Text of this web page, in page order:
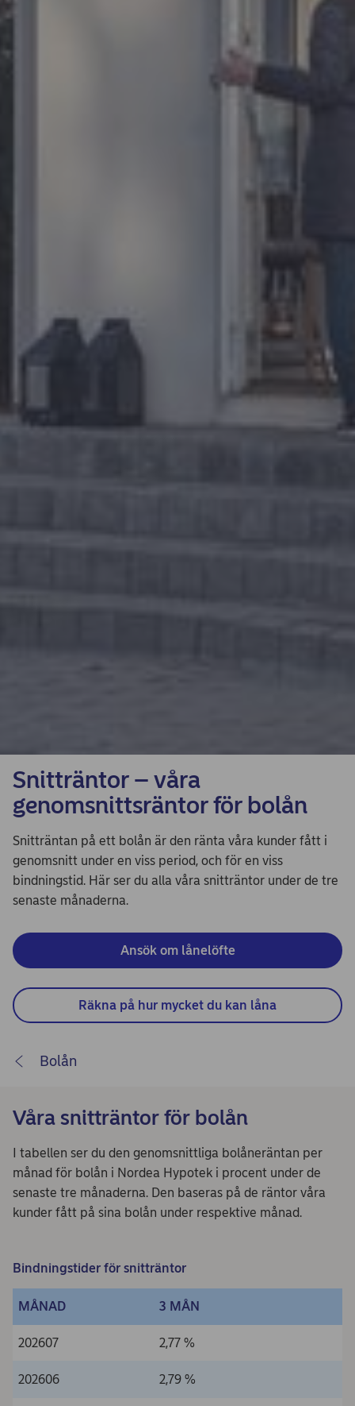
Snitträntor – våra
genomsnittsräntor för bolån
Snitträntan på ett bolån är den ränta våra kunder fått i
genomsnitt under en viss period, och för en viss
bindningstid. Här ser du alla våra snitträntor under de tre
senaste månaderna.
Ansök om lånelöfte
Räkna på hur mycket du kan låna
Bolån
Våra snitträntor för bolån
I tabellen ser du den genomsnittliga bolåneräntan per
månad för bolån i Nordea Hypotek i procent under de
senaste tre månaderna. Den baseras på de räntor våra
kunder fått på sina bolån under respektive månad.
Bindningstider för snitträntor
MÅNAD 3 MÅN
202607 2,77 %
202606 2,79 %